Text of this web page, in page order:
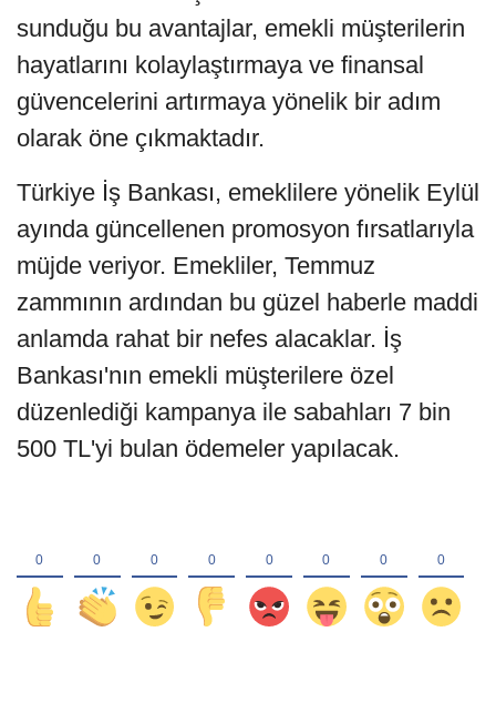
sunduğu bu avantajlar, emekli müşterilerin
hayatlarını kolaylaştırmaya ve finansal
güvencelerini artırmaya yönelik bir adım
olarak öne çıkmaktadır.
Türkiye İş Bankası, emeklilere yönelik Eylül
ayında güncellenen promosyon fırsatlarıyla
müjde veriyor. Emekliler, Temmuz
zammının ardından bu güzel haberle maddi
anlamda rahat bir nefes alacaklar. İş
Bankası'nın emekli müşterilere özel
düzenlediği kampanya ile sabahları 7 bin
500 TL'yi bulan ödemeler yapılacak.